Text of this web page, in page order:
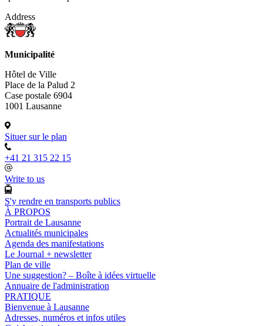
Address
Municipalité
Hôtel de Ville
Place de la Palud 2
Case postale 6904
1001 Lausanne
Situer sur le plan
+41 21 315 22 15
Write to us
S'y rendre en transports publics
À PROPOS
Portrait de Lausanne
Actualités municipales
Agenda des manifestations
Le Journal + newsletter
Plan de ville
Une suggestion? – Boîte à idées virtuelle
Annuaire de l'administration
PRATIQUE
Bienvenue à Lausanne
Adresses, numéros et infos utiles